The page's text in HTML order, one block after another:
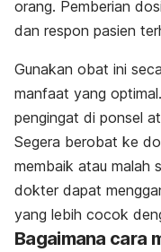
orang. Pemberian
dan respon pasien
Gunakan obat ini
manfaat yang
pengingat di ponsel
Segera berobat ke
membaik atau malah
dokter dapat
yang lebih cocok
Bagaimana cara